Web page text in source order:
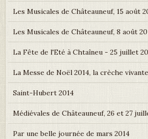
Les Musicales de Châteauneuf, 15 août
Les Musicales de Châteauneuf, 8 août
La Fête de l'Eté à Chtaîneu - 25 juillet
La Messe de Noël 2014, la crèche
Saint-Hubert 2014
Médiévales de Châteauneuf, 26 et 27
Par une belle journée de mars 2014